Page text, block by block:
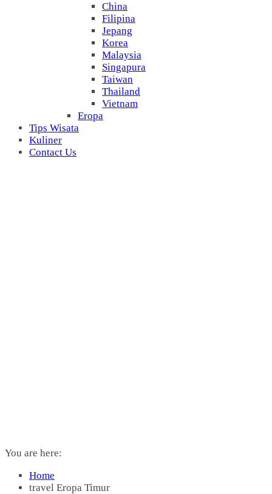
China
Filipina
Jepang
Korea
Malaysia
Singapura
Taiwan
Thailand
Vietnam
Eropa
Tips Wisata
Kuliner
Contact Us
You are here:
Home
travel Eropa Timur